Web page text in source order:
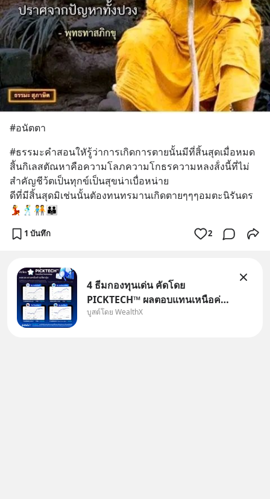
#อนัตตา
#ธรรมะคำสอนใหัรู้ว่าการเกิดการตายนั้นมีที่สิ้นสุดเมื่อหมด
สิันกิเลสตัณหาคือความโลภความโกธรความหลงส้่งนี้ที่ไม่
สำคัญชีว้ตเป็นทุกข์เป็นสุขน่าเบื่อหน่าย
ดีที่มีสิ้นสุดมิเช่นนั้นตัองทนทรมานเกิดตายๆๆๆอมตะนิรันดร
💃🕺🧑‍🤝‍🧑👪
1 บันทึก 2
4 ธีมกองทุนเด่น คัดโดย
PICKTECH™ ผลตอบแทนเหนือค่า
เฉลี่ยกลุ่ม ถ้าอยากค้นหากองทุนที่
บูสต์โดย WealthX